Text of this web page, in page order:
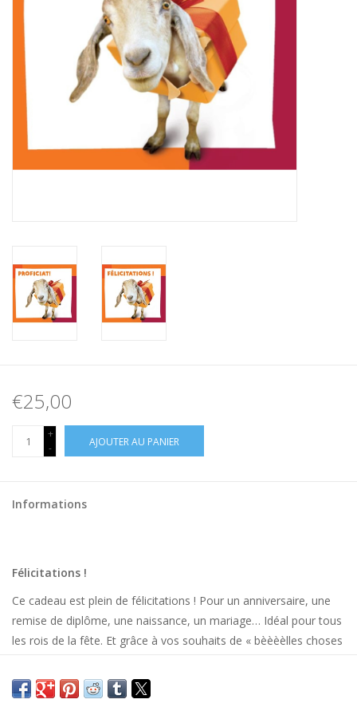
€25,00
+
-
AJOUTER AU PANIER
Informations
Félicitations !
Ce cadeau est plein de félicitations ! Pour un anniversaire, une
remise de diplôme, une naissance, un mariage… Idéal pour tous
les rois de la fête. Et grâce à vos souhaits de « bèèèèlles choses